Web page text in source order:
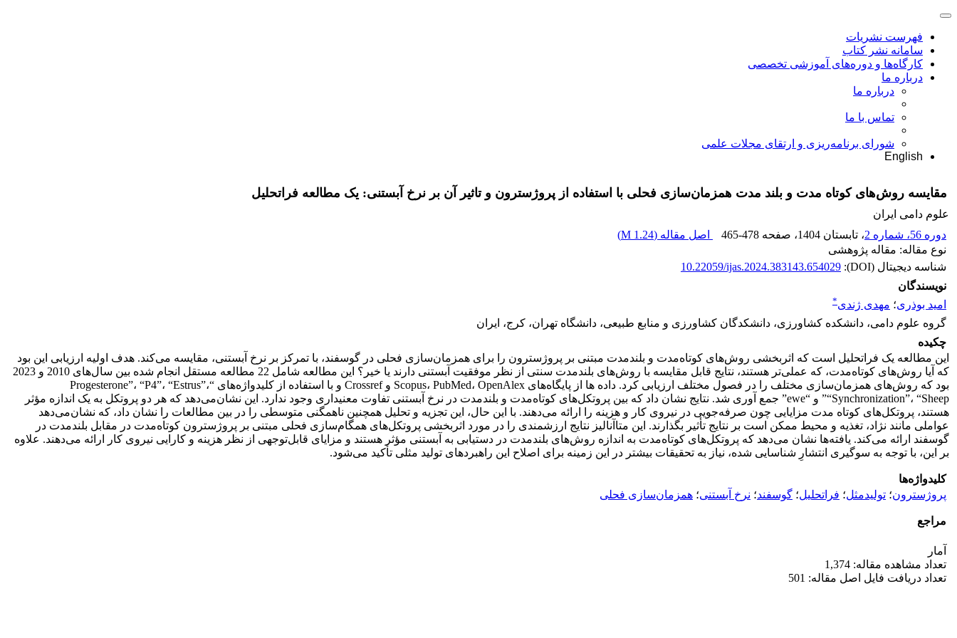
فهرست نشریات
سامانه نشر کتاب
کارگاه‌ها و دوره‌های آموزشی تخصصی
درباره ما
درباره ما
تماس با ما
شورای برنامه‌ریزی و ارتقای مجلات علمی
English
مقایسه روش‌های کوتاه مدت و بلند مدت همزمان‌سازی فحلی با استفاده از پروژسترون و تاثیر آن بر نرخ آبستنی: یک مطالعه فراتحلیل
علوم دامی ایران
دوره 56، شماره 2
، تابستان 1404 ، صفحه 465-478 اصل مقاله (1.24 M
)
نوع مقاله: مقاله پژوهشی
شناسه دیجیتال (DOI):
10.22059/ijas.2024.383143.654029
نویسندگان
امید بوذری؛ مهدی ژندی*
گروه علوم دامی، دانشکده کشاورزی، دانشکدگان کشاورزی و منابع طبیعی، دانشگاه تهران، کرج، ایران
چکیده
این مطالعه یک فراتحلیل است که اثربخشی روش‌های کوتاه‌مدت و بلندمدت مبتنی بر پروژسترون را برای همزمان‌سازی فحلی در گوسفند، با تمرکز بر نرخ آبستنی، مقایسه می‌کند. هدف اولیه ارزیابی این بود
که آیا روش‌های کوتاه‌مدت، که عملی‌تر هستند، نتایج قابل مقایسه با روش‌های بلندمدت سنتی از نظر موفقیت آبستنی دارند یا خیر؟ این مطالعه شامل 22 مطالعه مستقل انجام شده بین سال‌های 2010 و 2023
بود که روش‌های همزمان‌سازی مختلف را در فصول مختلف ارزیابی کرد. داده ها از پایگاه‌های Scopus، PubMed، OpenAlex و Crossref و با استفاده از کلیدواژه‌های “Progesterone”، “P4”، “Estrus”،
“Synchronization”، “Sheep” و “ewe” جمع آوری شد. نتایج نشان داد که بین پروتکل‌های کوتاه‌مدت و بلندمدت در نرخ آبستنی تفاوت معنی­داری وجود ندارد. این نشان‌می‌دهد که هر دو پروتکل به یک اندازه مؤثر
هستند، پروتکل‌های کوتاه مدت مزایایی چون صرفه‌جویی در نیروی کار و هزینه را ارائه می‌دهند. با این حال، این تجزیه و تحلیل همچنین ناهمگنی متوسطی را در بین مطالعات را نشان داد، که نشان‌می‌دهد
عواملی مانند نژاد، تغذیه و محیط ممکن است بر نتایج تأثیر بگذارند. این متاآنالیز نتایج ارزشمندی را در مورد اثربخشی پروتکل‌های همگام‌سازی فحلی مبتنی بر پروژسترون کوتاه‌مدت در مقابل بلندمدت در
گوسفند ارائه می‌کند. یافته‌ها نشان می‌دهد که پروتکل‌های کوتاه‌مدت به اندازه روش‌های بلندمدت در دستیابی به آبستنی مؤثر هستند و مزایای قابل‌توجهی از نظر هزینه و کارایی نیروی کار ارائه می‌دهند. علاوه
بر این، با توجه به سوگیری انتشارِ شناسایی شده، نیاز به تحقیقات بیشتر در این زمینه برای اصلاح این راهبردهای تولید مثلی تأکید می‌شود.
کلیدواژه‌ها
پروژسترون؛ تولیدمثل؛ فراتحلیل؛ گوسفند؛ نرخ آبستنی؛ همزمان‌سازی فحلی
مراجع
آمار
تعداد مشاهده مقاله: 1,374
تعداد دریافت فایل اصل مقاله: 501